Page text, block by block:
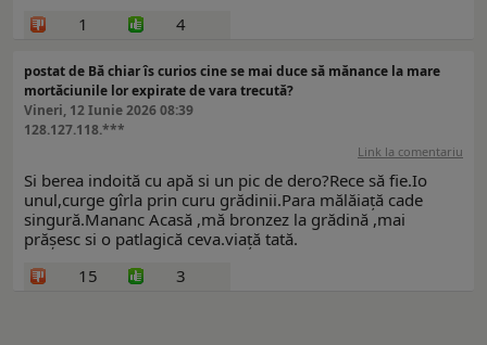
1
4
postat de Bă chiar îs curios cine se mai duce să mănance la mare
mortăciunile lor expirate de vara trecută?
Vineri, 12 Iunie 2026 08:39
128.127.118.***
Link la comentariu
Si berea indoită cu apă si un pic de dero?Rece să fie.Io
unul,curge gîrla prin curu grădinii.Para mălăiață cade
singură.Mananc Acasă ,mă bronzez la grădină ,mai
prășesc si o patlagică ceva.viață tată.
15
3